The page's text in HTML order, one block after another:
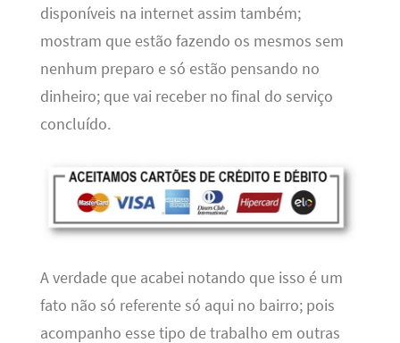
disponíveis na internet assim também;
mostram que estão fazendo os mesmos sem
nenhum preparo e só estão pensando no
dinheiro; que vai receber no final do serviço
concluído.
A verdade que acabei notando que isso é um
fato não só referente só aqui no bairro; pois
acompanho esse tipo de trabalho em outras